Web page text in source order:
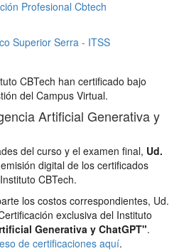
Profesional Cbtech
Superior Serra - ITSS
CBTech han certificado bajo
del Campus Virtual.
Artificial Generativa y
del curso y el examen final, Ud.
digital de los certificados
CBTech.
los costos correspondientes, Ud.
exclusiva del Instituto
Generativa y ChatGPT".
de certificaciones aquí.